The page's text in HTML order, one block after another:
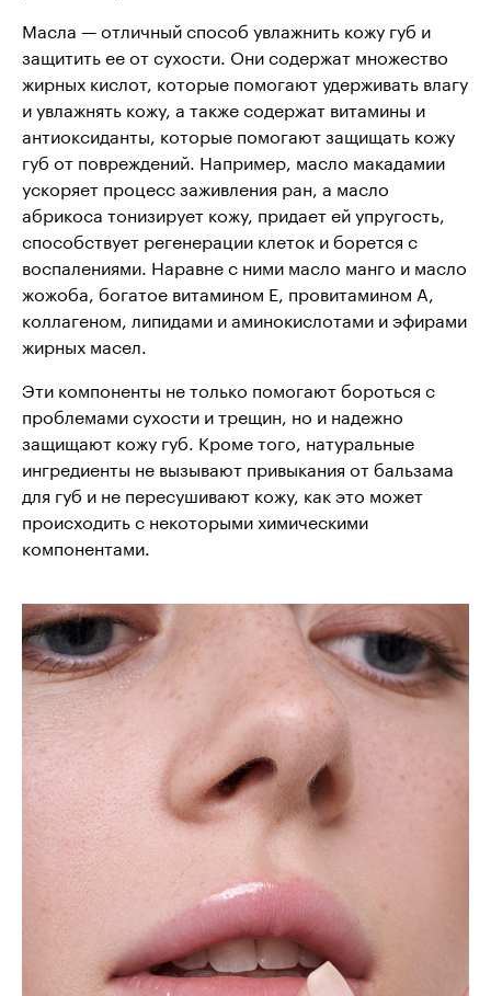
Масла — отличный способ увлажнить кожу губ и
защитить ее от сухости. Они содержат множество
жирных кислот, которые помогают удерживать влагу
и увлажнять кожу, а также содержат витамины и
антиоксиданты, которые помогают защищать кожу
губ от повреждений. Например, масло макадамии
ускоряет процесс заживления ран, а масло
абрикоса тонизирует кожу, придает ей упругость,
способствует регенерации клеток и борется с
воспалениями. Наравне с ними масло манго и масло
жожоба, богатое витамином Е, провитамином А,
коллагеном, липидами и аминокислотами и эфирами
жирных масел.
Эти компоненты не только помогают бороться с
проблемами сухости и трещин, но и надежно
защищают кожу губ. Кроме того, натуральные
ингредиенты не вызывают привыкания от бальзама
для губ и не пересушивают кожу, как это может
происходить с некоторыми химическими
компонентами.